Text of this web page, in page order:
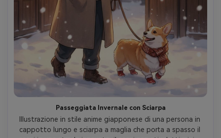
Passeggiata Invernale con Sciarpa
Illustrazione in stile anime giapponese di una persona in
cappotto lungo e sciarpa a maglia che porta a spasso il